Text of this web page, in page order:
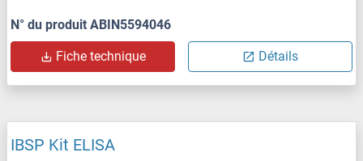
N° du produit ABIN5594046
Fiche technique Détails
IBSP Kit ELISA